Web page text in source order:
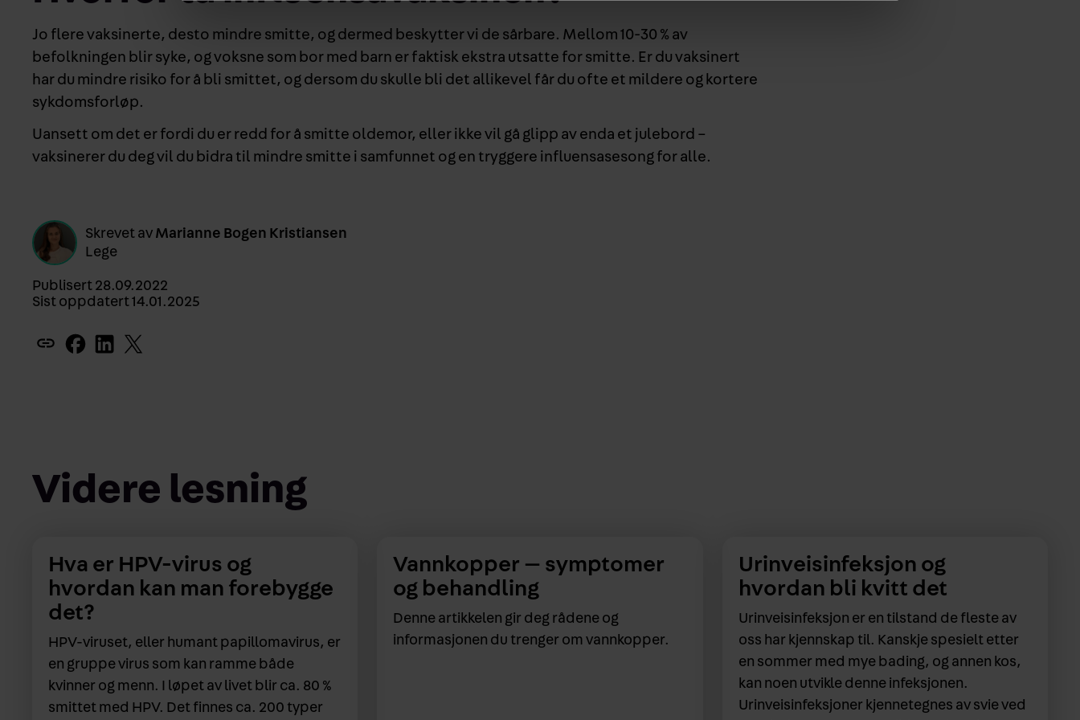
Jo flere vaksinerte, desto mindre smitte, og dermed beskytter vi de sårbare. Mellom 10-30 % av
befolkningen blir syke, og voksne som bor med barn er faktisk ekstra utsatte for smitte. Er du vaksinert
har du mindre risiko for å bli smittet, og dersom du skulle bli det allikevel får du ofte et mildere og kortere
sykdomsforløp.
Uansett om det er fordi du er redd for å smitte oldemor, eller ikke vil gå glipp av enda et julebord –
vaksinerer du deg vil du bidra til mindre smitte i samfunnet og en tryggere influensasesong for alle.
Skrevet av Marianne Bogen Kristiansen
Lege
Publisert 28.09.2022
Sist oppdatert14.01.2025
Videre lesning
Hva er HPV-virus og
hvordan kan man forebygge
det?
HPV-viruset, eller humant papillomavirus, er
en gruppe virus som kan ramme både
kvinner og menn. I løpet av livet blir ca. 80 %
smittet med HPV. Det finnes ca. 200 typer
Vannkopper — symptomer
og behandling
Denne artikkelen gir deg rådene og
informasjonen du trenger om vannkopper.
Urinveisinfeksjon og
hvordan bli kvitt det
Urinveisinfeksjon er en tilstand de fleste av
oss har kjennskap til. Kanskje spesielt etter
en sommer med mye bading, og annen kos,
kan noen utvikle denne infeksjonen.
Urinveisinfeksjoner kjennetegnes av svie ved